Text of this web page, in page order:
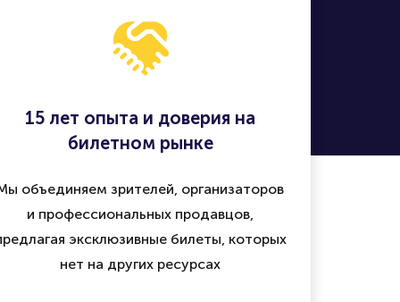
15 лет опыта и доверия на
билетном рынке
объединяем зрителей, организаторов
и профессиональных продавцов,
эксклюзивные билеты, которых
нет на других ресурсах